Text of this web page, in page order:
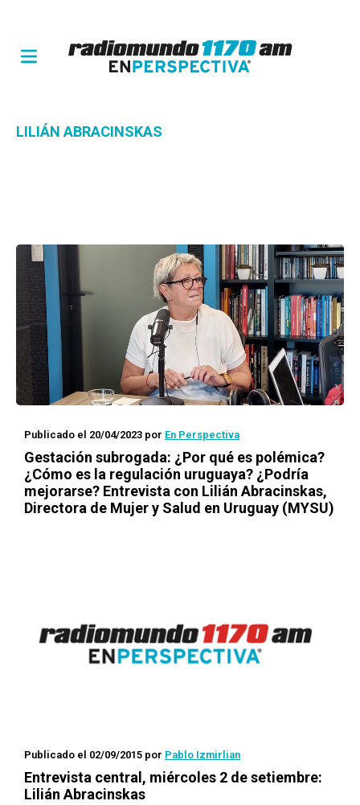
LILIÁN ABRACINSKAS
Publicado el 20/04/2023 por En Perspectiva
Gestación subrogada: ¿Por qué es polémica?
¿Cómo es la regulación uruguaya? ¿Podría
mejorarse? Entrevista con Lilián Abracinskas,
Directora de Mujer y Salud en Uruguay (MYSU)
Publicado el 02/09/2015 por Pablo Izmirlian
Entrevista central, miércoles 2 de setiembre:
Lilián Abracinskas